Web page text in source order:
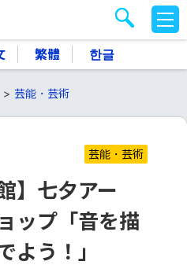
繁體 한글
M
E
芸能・芸術
芸能・芸術
】七夕アー
ップ「音を描
よう！」